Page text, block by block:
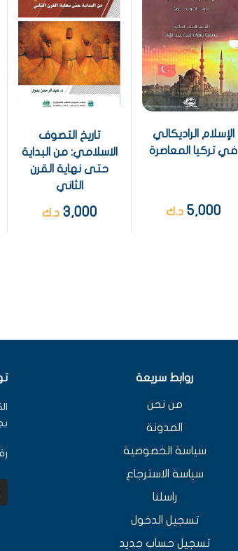
الإسلام الراديكالي
في تركيا المعاصرة
5,000 د.ك
تاريخ التصوف
الاسلامي: من البداية
حتى نهاية القرن
الثاني
3,000 د.ك
روابط سريعة
من نحن
المدونة
سياسة الخصوصية
سياسة الاسترجاع
راسلنا
تسجيل الدخول
تسجيل حساب جديد